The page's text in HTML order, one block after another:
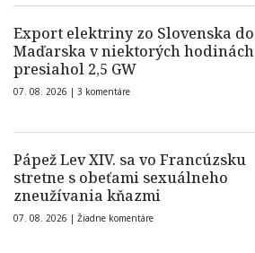
Export elektriny zo Slovenska do
Maďarska v niektorých hodinách
presiahol 2,5 GW
07. 08. 2026 | 3 komentáre
Pápež Lev XIV. sa vo Francúzsku
stretne s obeťami sexuálneho
zneužívania kňazmi
07. 08. 2026 | Žiadne komentáre